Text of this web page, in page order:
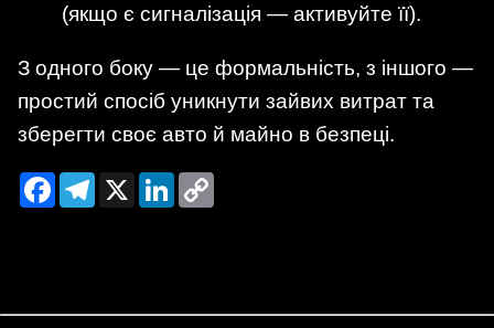
(якщо є сигналізація — активуйте її).
З одного боку — це формальність, з іншого —
простий спосіб уникнути зайвих витрат та
зберегти своє авто й майно в безпеці.
FacebookTelegram
X LinkedIn